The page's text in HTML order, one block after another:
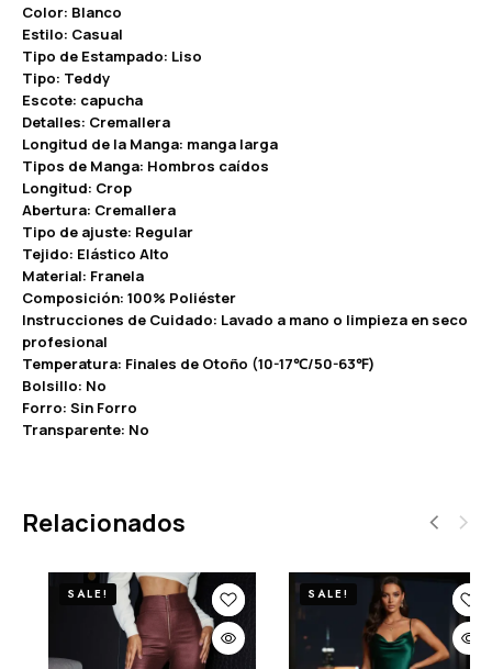
Color: Blanco
Estilo: Casual
Tipo de Estampado: Liso
Tipo: Teddy
Escote: capucha
Detalles: Cremallera
Longitud de la Manga: manga larga
Tipos de Manga: Hombros caídos
Longitud: Crop
Abertura: Cremallera
Tipo de ajuste: Regular
Tejido: Elástico Alto
Material: Franela
Composición: 100% Poliéster
Instrucciones de Cuidado: Lavado a mano o limpieza en seco
profesional
Temperatura: Finales de Otoño (10-17℃/50-63℉)
Bolsillo: No
Forro: Sin Forro
Transparente: No
Relacionados
SALE! SALE!